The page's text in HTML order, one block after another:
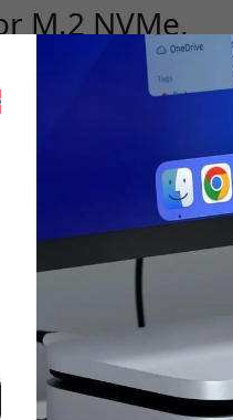
M.2 NVMe,
- Sølv
🎉
Bruk denne